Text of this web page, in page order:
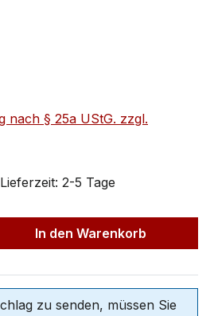
nach § 25a UStG. zzgl.
2-5 Tage
In den Warenkorb
zu senden, müssen Sie